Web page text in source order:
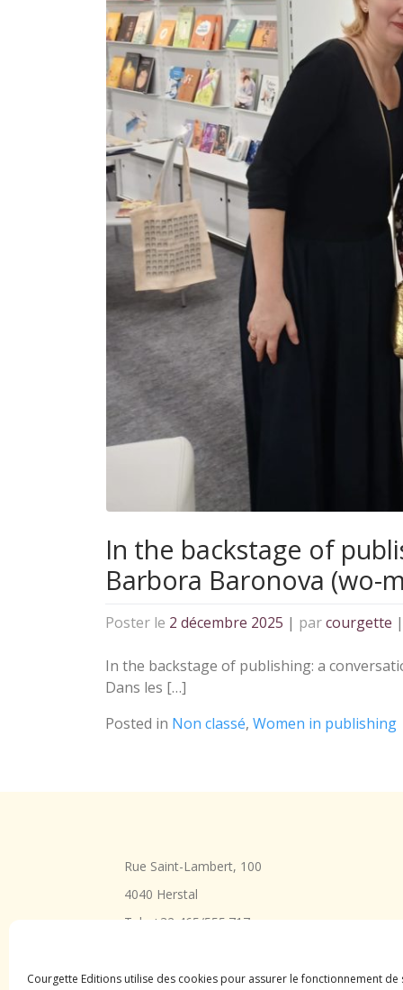
Courgette Editions utilise des cookies pour assurer le fonctionnement
In the backstage of
Barbora Baronova (wo-
Poster le 2 décembre 2025 | parcourgette |
In the backstage of publishing: a
Dans les […]
Posted in Non classé, Women in publishing
Rue Saint-Lambert, 100
4040 Herstal
Tel : +32 465/555.717